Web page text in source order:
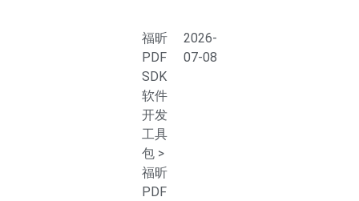
福昕
PDF
SDK
软件
开发
工具
包>
福昕
PDF
2026-
07-08